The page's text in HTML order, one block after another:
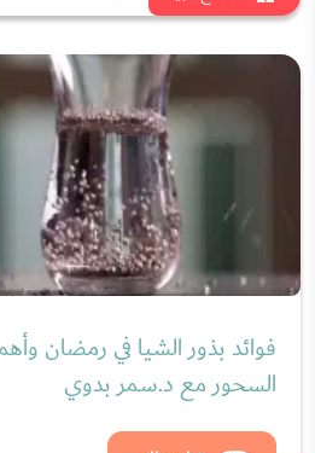
نصائح طبية
بذور الكتان لعلاج ألم
د.سمر بدوي
شاهد الان